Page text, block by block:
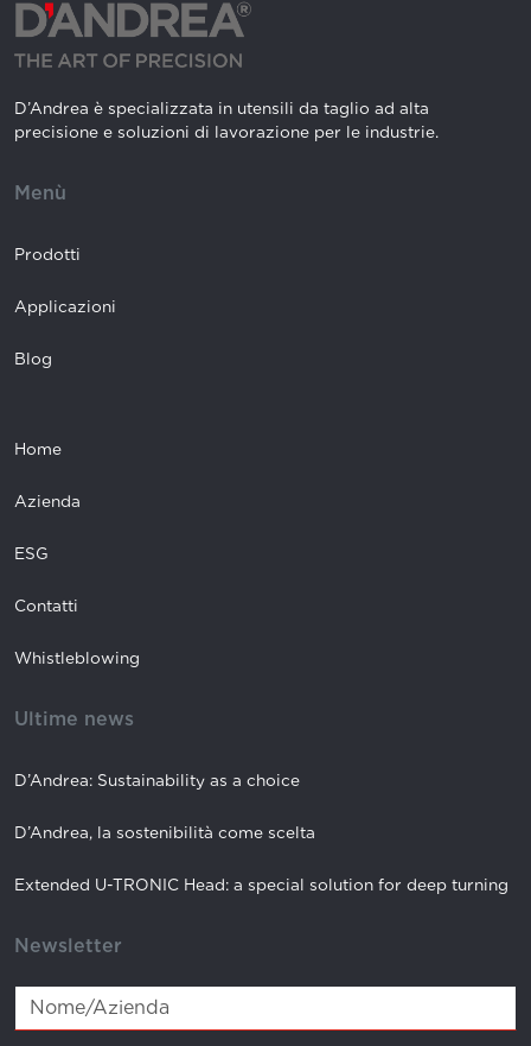
D’Andrea è specializzata in utensili da taglio ad alta
precisione e soluzioni di lavorazione per le industrie.
Menù
Prodotti
Applicazioni
Blog
Home
Azienda
ESG
Contatti
Whistleblowing
Ultime news
D’Andrea: Sustainability as a choice
D’Andrea, la sostenibilità come scelta
Extended U-TRONIC Head: a special solution for deep turning
Newsletter